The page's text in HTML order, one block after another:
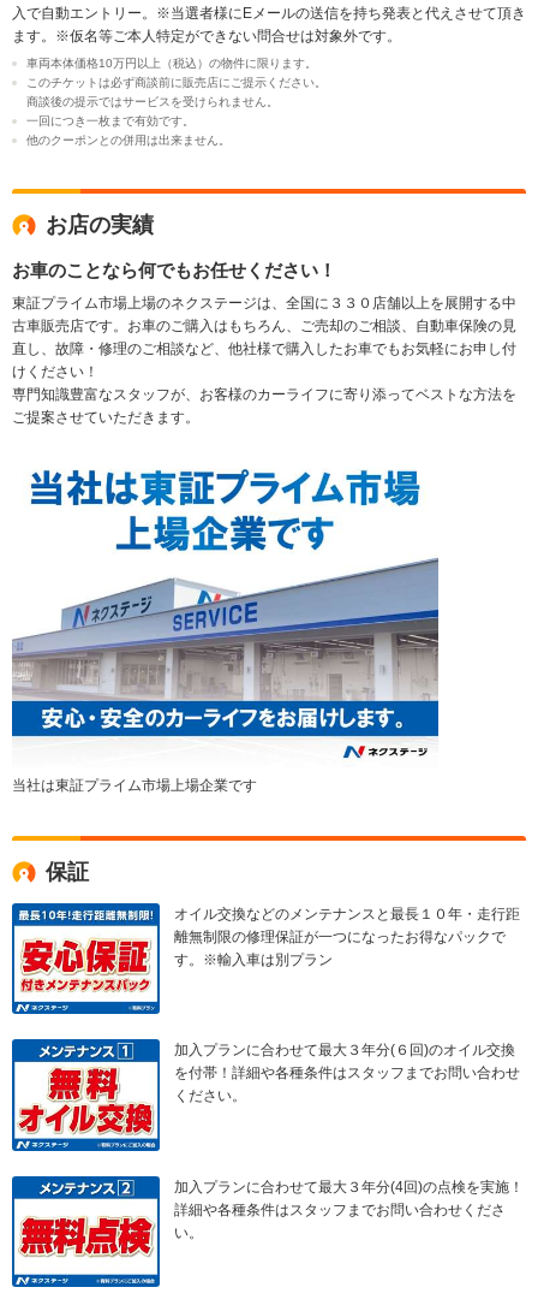
入で自動エントリー。※当選者様にEメールの送信を持ち発表と代えさせて頂き
ます。※仮名等ご本人特定ができない問合せは対象外です。
車両本体価格10万円以上（税込）の物件に限ります。
このチケットは必ず商談前に販売店にご提示ください。
商談後の提示ではサービスを受けられません。
一回につき一枚まで有効です。
他のクーポンとの併用は出来ません。
お店の実績
お車のことなら何でもお任せください！
東証プライム市場上場のネクステージは、全国に３３０店舗以上を展開する中
古車販売店です。お車のご購入はもちろん、ご売却のご相談、自動車保険の見
直し、故障・修理のご相談など、他社様で購入したお車でもお気軽にお申し付
けください！
専門知識豊富なスタッフが、お客様のカーライフに寄り添ってベストな方法を
ご提案させていただきます。
当社は東証プライム市場上場企業です
保証
オイル交換などのメンテナンスと最長１０年・走行距
離無制限の修理保証が一つになったお得なパックで
す。※輸入車は別プラン
加入プランに合わせて最大３年分(６回)のオイル交換
を付帯！詳細や各種条件はスタッフまでお問い合わせ
ください。
加入プランに合わせて最大３年分(4回)の点検を実施！
詳細や各種条件はスタッフまでお問い合わせくださ
い。